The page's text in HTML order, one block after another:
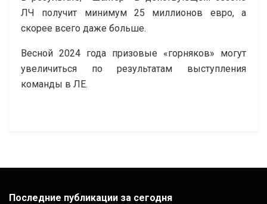
ЛЧ получит минимум 25 миллионов евро, а
скорее всего даже больше.
Весной 2024 года призовые «горняков» могут
увеличиться по результатам выступления
команды в ЛЕ.
Последние публикации за сегодня